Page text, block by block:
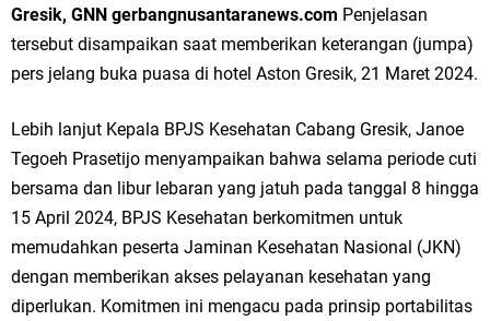
Yatim Serentak di Berbagai Daerah di Jawa Timur
Bupati Gresik Gus Yani Resmikan Kantor Desa Sidoraharjo: Simbol
Komitmen Pelayanan Publik dan Kepedulian Sosial
JKNN
Ruwatan Malam Satu Suro di Dusun Kedungsekar Lor, Tradisi Luhur
yang Terus Istiqomah
Gresik, GNN gerbangnusantaranews.com Penjelasan
tersebut disampaikan saat memberikan keterangan (jumpa)
pers jelang buka puasa di hotel Aston Gresik, 21 Maret 2024.
Lebih lanjut Kepala BPJS Kesehatan Cabang Gresik, Janoe
Tegoeh Prasetijo menyampaikan bahwa selama periode cuti
bersama dan libur lebaran yang jatuh pada tanggal 8 hingga
15 April 2024, BPJS Kesehatan berkomitmen untuk
memudahkan peserta Jaminan Kesehatan Nasional (JKN)
dengan memberikan akses pelayanan kesehatan yang
diperlukan. Komitmen ini mengacu pada prinsip portabilitas